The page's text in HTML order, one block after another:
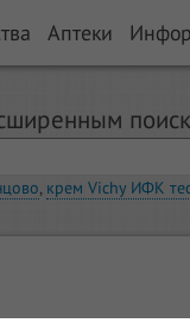
Аптеки
, крем Vichy ИФК